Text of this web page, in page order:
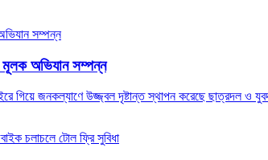
মূলক অভিযান সম্পন্ন
গিয়ে জনকল্যাণে উজ্জ্বল দৃষ্টান্ত স্থাপন করেছে